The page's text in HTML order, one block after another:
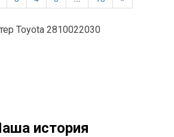
Toyota 2810022030
история